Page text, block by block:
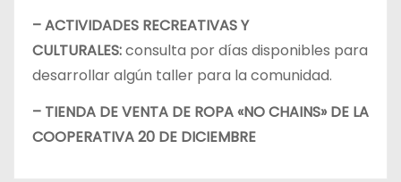
– ACTIVIDADES RECREATIVAS Y
CULTURALES:consulta por días disponibles para
desarrollar algún taller para la comunidad.
– TIENDA DE VENTA DE ROPA «NO CHAINS» DE LA
COOPERATIVA 20 DE DICIEMBRE